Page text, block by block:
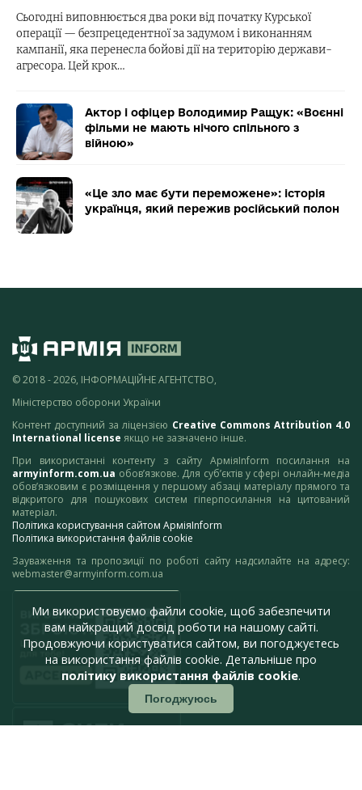
Сьогодні виповнюється два роки від початку Курської
операції — безпрецедентної за задумом і виконанням
кампанії, яка перенесла бойові дії на територію держави-
агресора. Цей крок…
Актор і офіцер Володимир Ращук: «Воєнні
фільми не мають нічого спільного з
війною»
«Це зло має бути переможене»: історія
українця, який пережив російський полон
© 2018 - 2026, ІНФОРМАЦІЙНЕ АГЕНТСТВО,
Міністерство оборони України
Контент доступний за ліцензією Creative Commons Attribution 4.0
International license якщо не зазначено інше.
При використанні контенту з сайту АрміяInform посилання на
armyinform.com.ua обов’язкове. Для суб’єктів у сфері онлайн-медіа
обов’язковим є розміщення у першому абзаці матеріалу прямого та
відкритого для пошукових систем гіперпосилання на цитований
матеріал.
Політика користування сайтом АрміяInform
Політика використання файлів cookie
Зауваження та пропозиції по роботі сайту надсилайте на адресу:
webmaster@armyinform.com.ua
Ми використовуємо файли cookie, щоб забезпечити
вам найкращий досвід роботи на нашому сайті.
Продовжуючи користуватися сайтом, ви погоджуєтесь
на використання файлів cookie. Детальніше про
політику використання файлів cookie.
Погоджуюсь